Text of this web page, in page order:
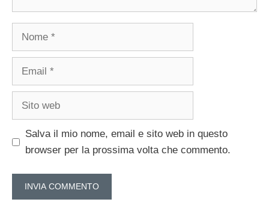
Nome
Email
Sito
Salva il mio nome, email e sito web in questo
browser per la prossima volta che commento.